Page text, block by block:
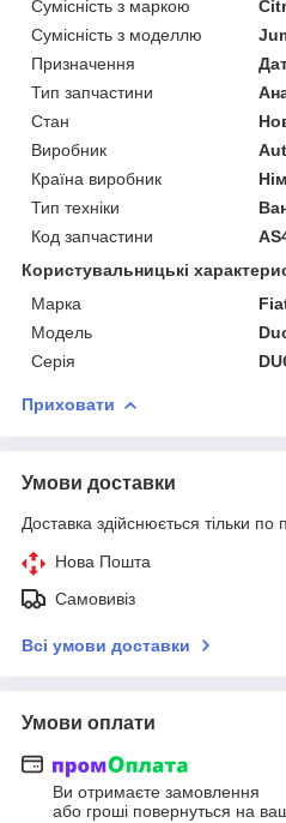
Сумісність з маркою
Сумісність з моделлю
Призначення
Тип запчастини
Стан
Виробник
Країна виробник
Тип техніки
Код запчастини
Користувальницькі
Марка
Модель
Серія
Приховати
Умови доставки
Доставка здійснюється тільки по
Нова Пошта
Самовивіз
Всі умови доставки
Умови оплати
Ви отримаєте замовлення
або гроші повернуться на